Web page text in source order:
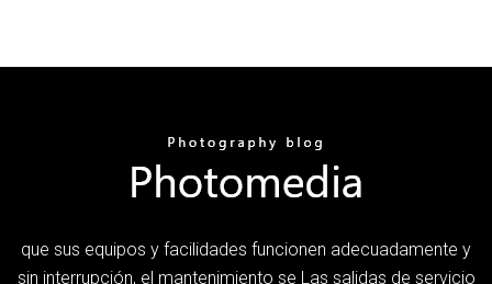
que sus equipos y facilidades funcionen adecuadamente y
sin interrupción, el mantenimiento se Las salidas de servicio